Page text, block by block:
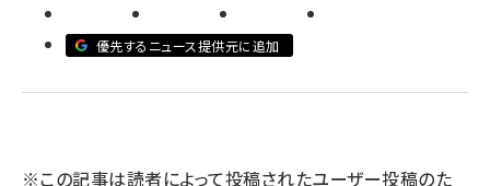
meo (1277)
優先するニュース提供元に追加
※この記事は読者によって投稿されたユーザー投稿のた